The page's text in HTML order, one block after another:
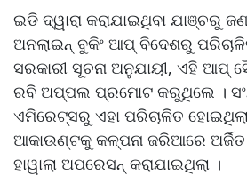
ଇଡି ଦ୍ୱାରା କରାଯାଇଥିବା ଯାଞ୍ଚରୁ
ଅନଲାଇନ୍ ବୁକିଂ ଆପ୍ ବିଦେଶରୁ
ସରକାରୀ ସୂଚନା ଅନୁଯାୟୀ, ଏହି ଆପ୍
ରବି ଅପ୍ପଲ ପ୍ରମୋଟ କରୁଥିଲେ ।
ଏମିରେଟ୍ସରୁ ଏହା ପରିଚାଳିତ ହୋଇଥିଲା
ଆକାଉଣ୍ଟକୁ କଳ୍ପନା ଜରିଆରେ ଅର୍ଜିତ
ହାୱାଲା ଅପରେସନ୍ କରାଯାଇଥିଲା ।